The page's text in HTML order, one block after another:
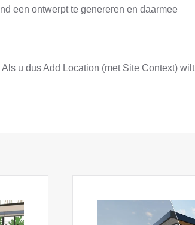
een ontwerpt te genereren en daarmee
u dus Add Location (met Site Context) wilt